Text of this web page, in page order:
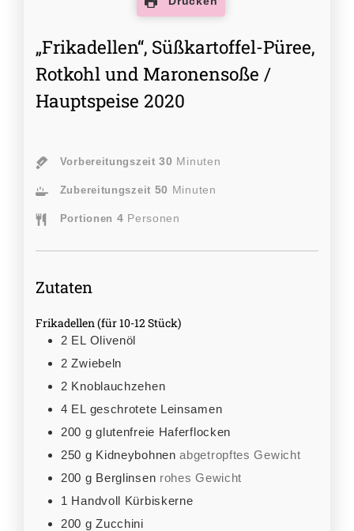
„Frikadellen“, Süßkartoffel-Püree,
Rotkohl und Maronensoße /
Hauptspeise 2020
Vorbereitungszeit 30 Minuten
Zubereitungszeit 50 Minuten
Portionen 4 Personen
Zutaten
Frikadellen (für 10-12 Stück)
2 EL Olivenöl
2 Zwiebeln
2 Knoblauchzehen
4 EL geschrotete Leinsamen
200 g glutenfreie Haferflocken
250 g Kidneybohnen abgetropftes Gewicht
200 g Berglinsen rohes Gewicht
1 Handvoll Kürbiskerne
200 g Zucchini